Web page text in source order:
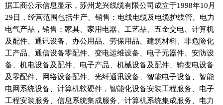
据工商公示信息显示，苏州龙兴线缆有限公司成立于1998年10月
29日，经营范围包括生产、销售：电线电缆及电缆护线管、电力
电气产品，销售：家具、家用电器、工艺品、五金交电、计算机
及配件、通讯设备、办公用品、劳保用品、建筑材料、非危险化
工产品、通信设备零配件、变电运维设备、电子元器件、安防设
备、机电设备及配件、电子产品、机械设备及配件、输变电设备
及零配件、网络设备配件、光纤通讯设备、智能电子设备、智能
电网系统设备、计算机软硬件，智能化设备安装工程服务、电子
工程安装服务、信息系统集成服务、计算机系统集成服务、电力